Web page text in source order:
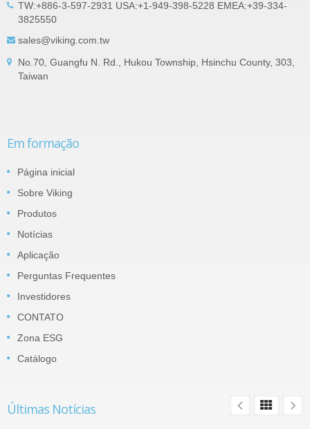
TW:+886-3-597-2931 USA:+1-949-398-5228 EMEA:+39-334-
3825550
sales@viking.com.tw
No.70, Guangfu N. Rd., Hukou Township, Hsinchu County, 303,
Taiwan
Em formação
Página inicial
Sobre Viking
Produtos
Notícias
Aplicação
Perguntas Frequentes
Investidores
CONTATO
Zona ESG
Catálogo
Últimas Notícias